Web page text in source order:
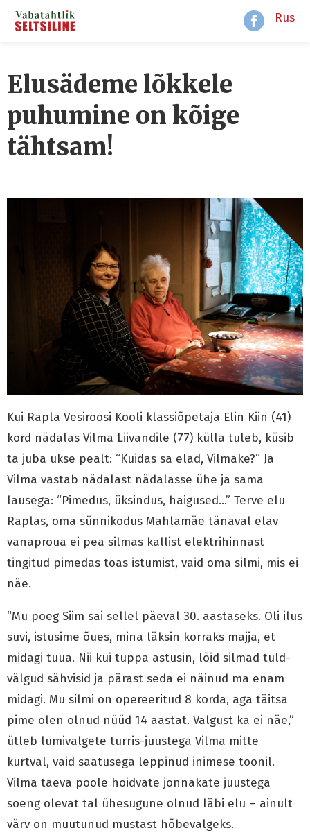
Rus
Elusädeme lõkkele
puhumine on kõige
tähtsam!
Kui Rapla Vesiroosi Kooli klassiõpetaja Elin Kiin (41)
kord nädalas Vilma Liivandile (77) külla tuleb, küsib
ta juba ukse pealt: “Kuidas sa elad, Vilmake?” Ja
Vilma vastab nädalast nädalasse ühe ja sama
lausega: “Pimedus, üksindus, haigused…” Terve elu
Raplas, oma sünnikodus Mahlamäe tänaval elav
vanaproua ei pea silmas kallist elektrihinnast
tingitud pimedas toas istumist, vaid oma silmi, mis ei
näe.
“Mu poeg Siim sai sellel päeval 30. aastaseks. Oli ilus
suvi, istusime õues, mina läksin korraks majja, et
midagi tuua. Nii kui tuppa astusin, lõid silmad tuld-
välgud sähvisid ja pärast seda ei näinud ma enam
midagi. Mu silmi on opereeritud 8 korda, aga täitsa
pime olen olnud nüüd 14 aastat. Valgust ka ei näe,”
ütleb lumivalgete turris-juustega Vilma mitte
kurtval, vaid saatusega leppinud inimese toonil.
Vilma taeva poole hoidvate jonnakate juustega
soeng olevat tal ühesugune olnud läbi elu – ainult
värv on muutunud mustast hõbevalgeks.